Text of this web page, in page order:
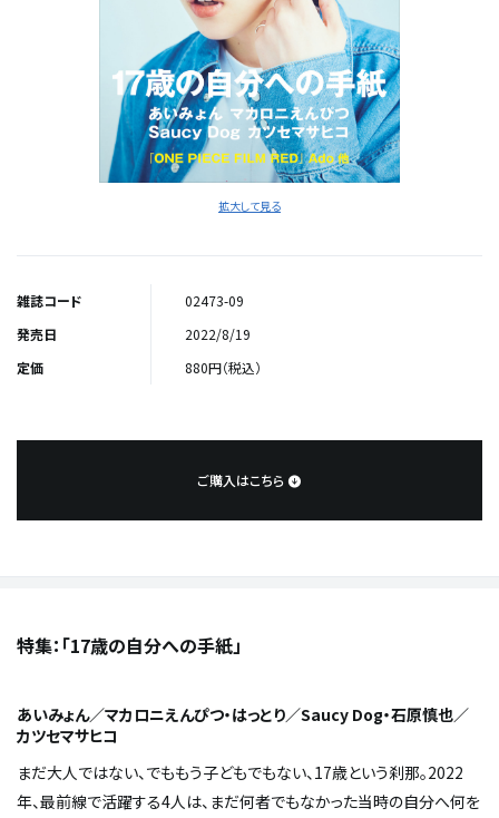
拡大して見る
雑誌コード
02473-09
発売日
2022/8/19
定価
880円（税込）
ご購入はこちら
特集：「17歳の自分への手紙」
あいみょん／マカロニえんぴつ・はっとり／Saucy Dog・石原慎也／
カツセマサヒコ
まだ大人ではない、でももう子どもでもない、17歳という刹那。2022
年、最前線で活躍する4人は、まだ何者でもなかった当時の自分へ何を